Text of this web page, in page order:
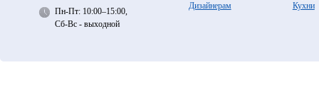
Пн-Пт: 10:00–15:00,
Сб-Вс - выходной
Дизайнерам
Кухни